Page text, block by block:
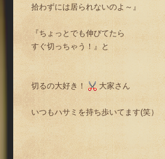
拾わずには居られないのよ～』
『ちょっとでも伸びてたら
すぐ切っちゃう！』と
切るの大好き！ 大家さん
いつもハサミを持ち歩いてます(笑）